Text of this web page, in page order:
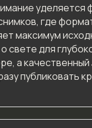
уделяется
где
максимум
свете для
а качественный
публиковать